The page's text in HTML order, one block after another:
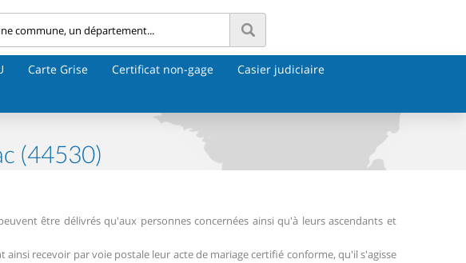
Carte Grise Certificat non-gage
Casier judiciaire
(44530)
être délivrés qu'aux personnes concernées ainsi qu'à leurs ascendants et
ainsi recevoir par voie postale leur acte de mariage certifié conforme, qu'il s'agisse